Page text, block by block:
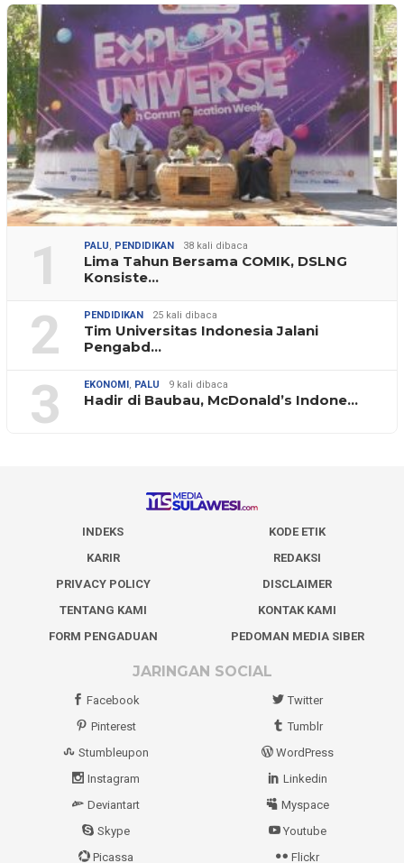
1 PALU, PENDIDIKAN 38 kali dibaca
Lima Tahun Bersama COMIK, DSLNG
Konsiste…
2 PENDIDIKAN 25 kali dibaca
Tim Universitas Indonesia Jalani
Pengabd…
3 EKONOMI , PALU 9 kali dibaca
Hadir di Baubau, McDonald’s Indone…
INDEKS
KODE ETIK
KARIR
REDAKSI
PRIVACY POLICY
DISCLAIMER
TENTANG KAMI
KONTAK KAMI
FORM PENGADUAN
PEDOMAN MEDIA SIBER
JARINGAN SOCIAL
Facebook
Twitter
Pinterest
Tumblr
Stumbleupon
WordPress
Instagram
Linkedin
Deviantart
Myspace
Skype
Youtube
Picassa
Flickr